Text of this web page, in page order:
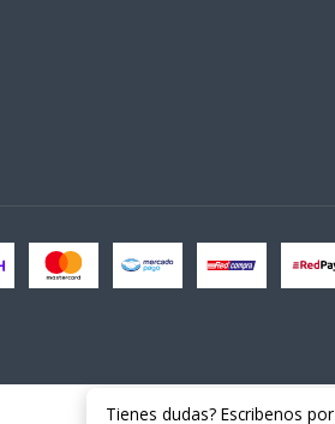
Tienes dudas? Escribenos por